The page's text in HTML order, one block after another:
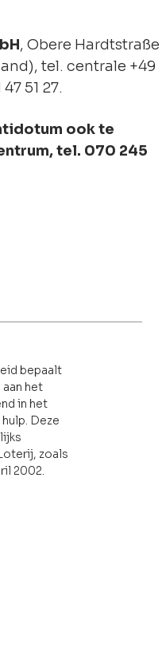
, Obere Hardtstraße
tel. centrale +49
51 27.
ook te
tel. 070 245
bepaalt
het
in het
Deze
zoals
2002.